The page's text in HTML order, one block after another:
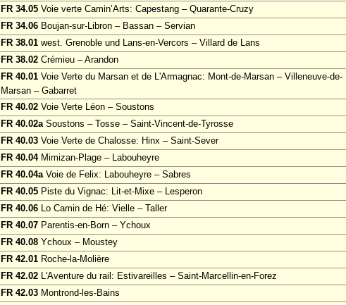
FR 34.05 Voie verte Camin’Arts: Capestang – Quarante-Cruzy
FR 34.06 Boujan-sur-Libron – Bassan – Servian
FR 38.01 west. Grenoble und Lans-en-Vercors – Villard de Lans
FR 38.02 Crémieu – Arandon
FR 40.01 Voie Verte du Marsan et de L'Armagnac: Mont-de-Marsan – Villeneuve-de-
Marsan – Gabarret
FR 40.02 Voie Verte Léon – Soustons
FR 40.02aSoustons – Tosse – Saint-Vincent-de-Tyrosse
FR 40.03 Voie Verte de Chalosse: Hinx – Saint-Sever
FR 40.04Mimizan-Plage – Labouheyre
FR 40.04aVoie de Felix: Labouheyre – Sabres
FR 40.05 Piste du Vignac: Lit-et-Mixe – Lesperon
FR 40.06 Lo Camin de Hé: Vielle – Taller
FR 40.07 Parentis-en-Born – Ychoux
FR 40.08 Ychoux – Moustey
FR 42.01 Roche-la-Molière
FR 42.02 L'Aventure du rail: Estivareilles – Saint-Marcellin-en-Forez
FR 42.03 Montrond-les-Bains